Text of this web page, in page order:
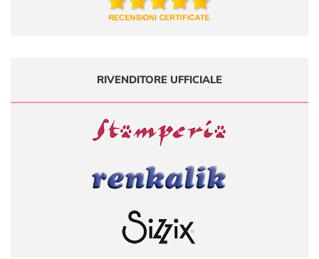
RIVENDITORE UFFICIALE